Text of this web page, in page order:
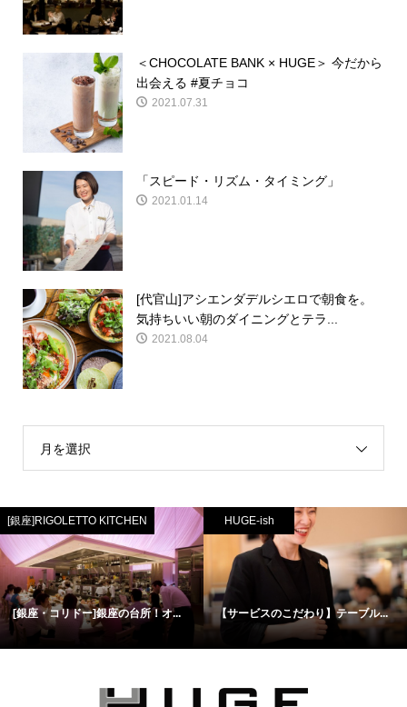
＜CHOCOLATE BANK × HUGE＞ 今だから
出会える #夏チョコ
2021.07.31
「スピード・リズム・タイミング」
2021.01.14
[代官山]アシエンダデルシエロで朝食を。
気持ちいい朝のダイニングとテラ...
2021.08.04
月を選択
[銀座]RIGOLETTO KITCHEN
[銀座・コリドー]銀座の台所！オ...
HUGE-ish
【サービスのこだわり】テーブル...